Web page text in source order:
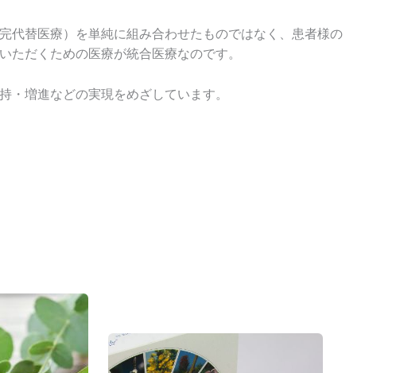
代替医療）を単純に組み合わせたものではなく、患者様の
だくための医療が統合医療なのです。
増進などの実現をめざしています。